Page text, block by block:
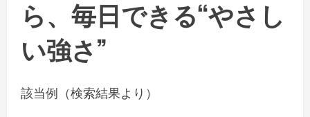
ら、毎日できる“やさし
い強さ”
該当例（検索結果より）